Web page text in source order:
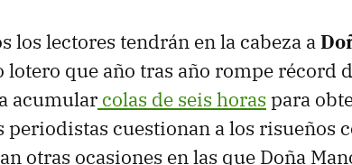
los lectores tendrán en la cabeza a
que año tras año rompe récord
acumular colas de seis horas para
periodistas cuestionan a los risueños
otras ocasiones en las que Doña